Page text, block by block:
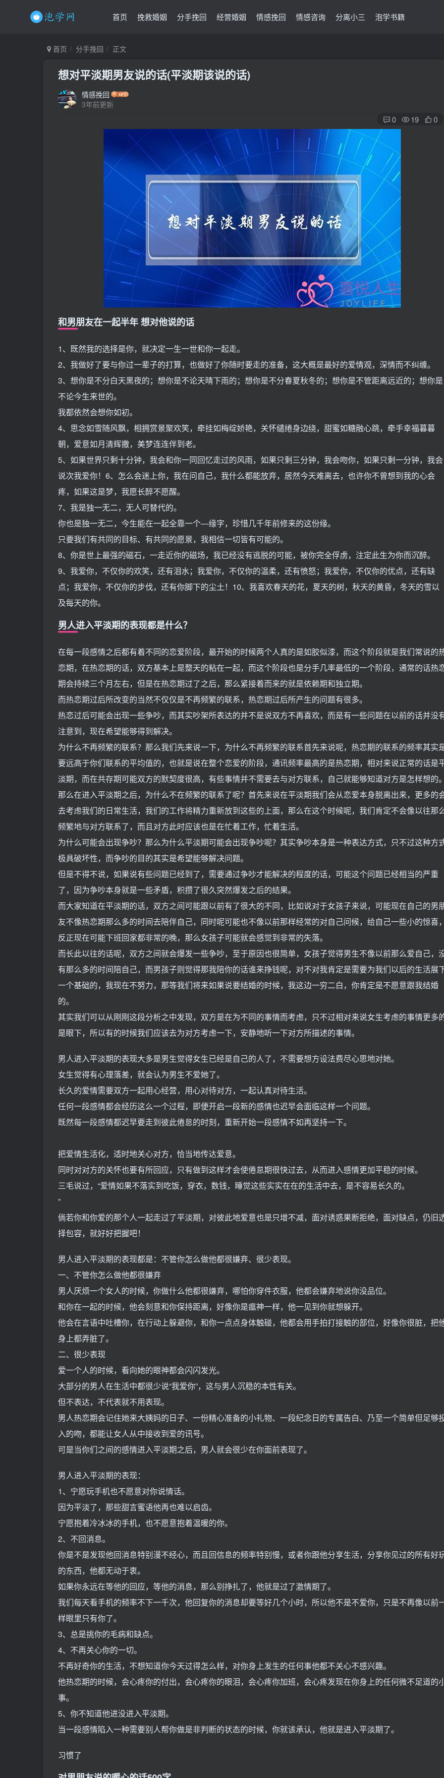
首页 挽救婚姻 分手挽回 经营婚姻 情感挽回 情感咨询 分离小三 泡学书籍
首页 分手挽回 正文
想对平淡期男友说的话(平淡期该说的话)
情感挽回
3年前更新
0 19 0
和男朋友在一起半年 想对他说的话
1、既然我的选择是你，就决定一生一世和你一起走。
2、我做好了要与你过一辈子的打算，也做好了你随时要走的准备，这大概是最好的爱情观，深情而不纠缠。
3、想你是不分白天黑夜的；想你是不论天晴下雨的；想你是不分春夏秋冬的；想你是不管距离远近的；想你是
不论今生来世的。
我都依然会想你如初。
4、思念如雪随风飘，相拥赏景聚欢笑，牵挂如梅绽娇艳，关怀缱绻身边绕，甜蜜如糖融心跳，牵手幸福暮暮
朝，爱意如月清辉撒，美梦连连伴到老。
5、如果世界只剩十分钟，我会和你一同回忆走过的风雨，如果只剩三分钟，我会吻你，如果只剩一分钟，我会
说次我爱你！6、怎么会迷上你，我在问自己，我什么都能放弃，居然今天难离去，也许你不曾想到我的心会
疼，如果这是梦，我愿长醉不愿醒。
7、我是独一无二，无人可替代的。
你也是独一无二，今生能在一起全靠一个―缘字，珍惜几千年前修来的这份缘。
只要我们有共同的目标、有共同的愿景，我相信一切皆有可能的。
8、你是世上最强的磁石，一走近你的磁场，我已经没有逃脱的可能，被你完全俘虏，注定此生为你而沉醉。
9、我爱你，不仅你的欢笑，还有泪水；我爱你，不仅你的温柔，还有愤怒；我爱你，不仅你的优点，还有缺
点；我爱你，不仅你的步伐，还有你脚下的尘土！10、我喜欢春天的花，夏天的树，秋天的黄昏，冬天的雪以
及每天的你。
男人进入平淡期的表现都是什么？
在每一段感情之后都有着不同的恋爱阶段，最开始的时候两个人真的是如胶似漆，而这个阶段就是我们常说的
恋期，在热恋期的话，双方基本上是整天的粘在一起，而这个阶段也是分手几率最低的一个阶段，通常的话热
期会持续三个月左右，但是在热恋期过了之后，那么紧接着而来的就是依赖期和独立期。
而热恋期过后所改变的当然不仅仅是不再频繁的联系，热恋期过后所产生的问题有很多。
热恋过后可能会出现一些争吵，而其实吵架所表达的并不是说双方不再喜欢，而是有一些问题在以前的话并没
注意到，现在希望能够得到解决。
为什么不再频繁的联系？那么我们先来说一下，为什么不再频繁的联系首先来说呢，热恋期的联系的频率其实
要远高于你们联系的平均值的，也就是说在整个恋爱的阶段，通讯频率最高的是热恋期，相对来说正常的话是
淡期，而在共存期可能双方的默契度很高，有些事情并不需要去与对方联系，自己就能够知道对方是怎样想的
那么在进入平淡期之后，为什么不在频繁的联系了呢？首先来说在平淡期我们会从恋爱本身脱离出来，更多的
去考虑我们的日常生活，我们的工作将精力重新放到这些的上面，那么在这个时候呢，我们肯定不会像以往那
频繁地与对方联系了，而且对方此时应该也是在忙着工作，忙着生活。
为什么可能会出现争吵？那么为什么平淡期可能会出现争吵呢？其实争吵本身是一种表达方式，只不过这种方
极具破坏性，而争吵的目的其实是希望能够解决问题。
但是不得不说，如果说有些问题已经到了，需要通过争吵才能解决的程度的话，可能这个问题已经相当的严重
了，因为争吵本身就是一些矛盾，积攒了很久突然爆发之后的结果。
而大家知道在平淡期的话，双方之间可能跟以前有了很大的不同，比如说对于女孩子来说，可能现在自己的男
友不像热恋期那么多的时间去陪伴自己，同时呢可能也不像以前那样经常的对自己问候，给自己一些小的惊喜
反正现在可能下班回家都非常的晚，那么女孩子可能就会感觉到非常的失落。
而长此以往的话呢，双方之间就会爆发一些争吵，至于原因也很简单，女孩子觉得男生不像以前那么爱自己，
有那么多的时间陪自己，而男孩子则觉得那我陪你的话谁来挣钱呢，对不对我肯定是需要为我们以后的生活展
一个基础的，我现在不努力，那等我们将来如果说要结婚的时候，我这边一穷二白，你肯定是不愿意跟我结婚
的。
其实我们可以从刚刚这段分析之中发现，双方是在为不同的事情而考虑，只不过相对来说女生考虑的事情更多
是眼下，所以有的时候我们应该去为对方考虑一下，安静地听一下对方所描述的事情。
男人进入平淡期的表现大多是男生觉得女生已经是自己的人了，不需要想方设法费尽心思地对她。
女生觉得有心理落差，就会认为男生不爱她了。
长久的爱情需要双方一起用心经营，用心对待对方，一起认真对待生活。
任何一段感情都会经历这么一个过程，即便开启一段新的感情也迟早会面临这样一个问题。
既然每一段感情都迟早要走到彼此倦怠的时刻，重新开始一段感情不如再坚持一下。
把爱情生活化，适时地关心对方，恰当地传达爱意。
同时对对方的关怀也要有所回应，只有做到这样才会使倦怠期很快过去，从而进入感情更加平稳的时候。
三毛说过，“爱情如果不落实到吃饭，穿衣，数钱，睡觉这些实实在在的生活中去，是不容易长久的。
”
倘若你和你爱的那个人一起走过了平淡期，对彼此地爱意也是只增不减，面对诱惑果断拒绝，面对缺点，仍旧
择包容，就好好把握吧！
男人进入平淡期的表现都是：不管你怎么做他都很嫌弃、很少表现。
一、不管你怎么做他都很嫌弃
男人厌烦一个女人的时候，你做什么他都很嫌弃，哪怕你穿件衣服，他都会嫌弃地说你没品位。
和你在一起的时候，他会刻意和你保持距离，好像你是瘟神一样，他一见到你就想躲开。
他会在言语中吐槽你，在行动上躲避你，和你一点点身体触碰，他都会用手拍打接触的部位，好像你很脏，把
身上都弄脏了。
二、很少表现
爱一个人的时候，看向她的眼神都会闪闪发光。
大部分的男人在生活中都很少说“我爱你”，这与男人沉稳的本性有关。
但不表达，不代表就不用表现。
男人热恋期会记住她来大姨妈的日子、一份精心准备的小礼物、一段纪念日的专属告白、乃至一个简单但足够
入的吻，都能让女人从中接收到爱的讯号。
可是当你们之间的感情进入平淡期之后，男人就会很少在你面前表现了。
男人进入平淡期的表现：
1、宁愿玩手机也不愿意对你说情话。
因为平淡了，那些甜言蜜语他再也难以启齿。
宁愿抱着冷冰冰的手机，也不愿意抱着温暖的你。
2、不回消息。
你是不是发现他回消息特别漫不经心，而且回信息的频率特别慢，或者你跟他分享生活，分享你见过的所有好
的东西，他都无动于衷。
如果你永远在等他的回应，等他的消息，那么别挣扎了，他就是过了激情期了。
我们每天看手机的频率不下一千次，他回复你的消息却要等好几个小时，所以他不是不爱你，只是不再像以前
样眼里只有你了。
3、总是挑你的毛病和缺点。
4、不再关心你的一切。
不再好奇你的生活，不想知道你今天过得怎么样，对你身上发生的任何事他都不关心不感兴趣。
他热恋期的时候，会心疼你的付出，会心疼你的眼泪，会心疼你加班，会心疼发现在你身上的任何微不足道的
事。
5、你不知道他进没进入平淡期。
当一段感情陷入一种需要别人帮你做是非判断的状态的时候，你就该承认，他就是进入平淡期了。
习惯了